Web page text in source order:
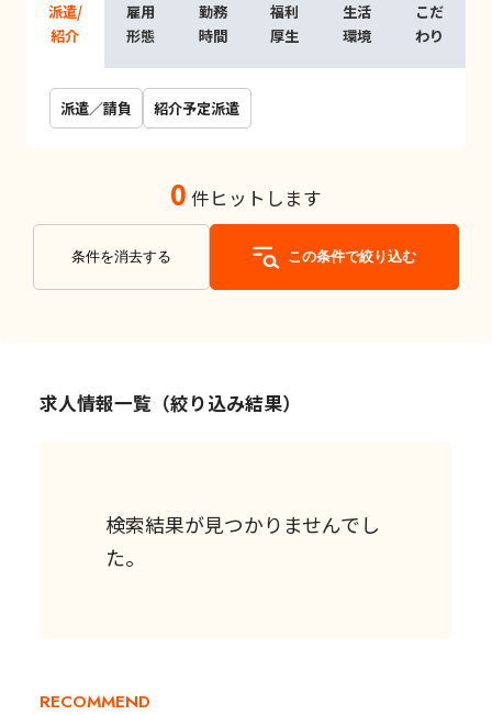
派遣/
紹介
雇用
形態
勤務
時間
福利
厚生
生活
環境
こだ
わり
派遣／請負 紹介予定派遣
0 件ヒットします
条件を消去する この条件で絞り込む
求人情報一覧（絞り込み結果）
検索結果が見つかりませんでし
た。
RECOMMEND